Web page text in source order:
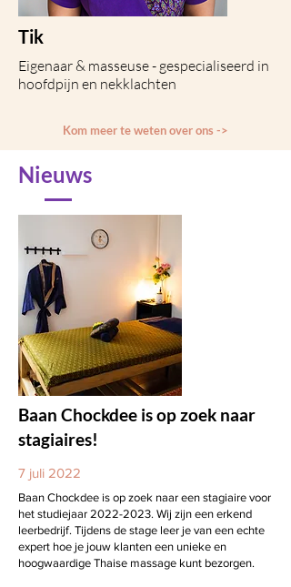
Tik
Eigenaar & masseuse - gespecialiseerd in
hoofdpijn en nekklachten
Kom meer te weten over ons ->
Nieuws
Baan Chockdee is op zoek naar
stagiaires!
7 juli 2022
Baan Chockdee is op zoek naar een stagiaire voor
het studiejaar 2022-2023. Wij zijn een erkend
leerbedrijf. Tijdens de stage leer je van een echte
expert hoe je jouw klanten een unieke en
hoogwaardige Thaise massage kunt bezorgen.